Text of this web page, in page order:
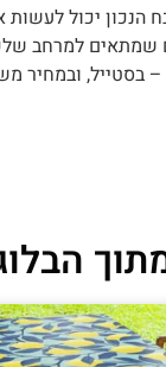
הנכון יכול
שמתאים למרחב
בסטייל, ובמחיר